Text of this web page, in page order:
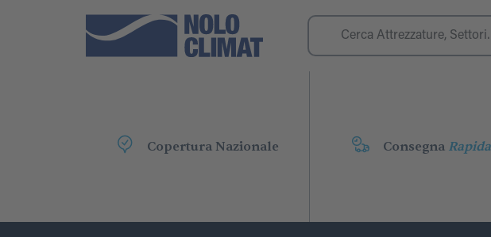
Copertura Nazionale Consegna Rapida